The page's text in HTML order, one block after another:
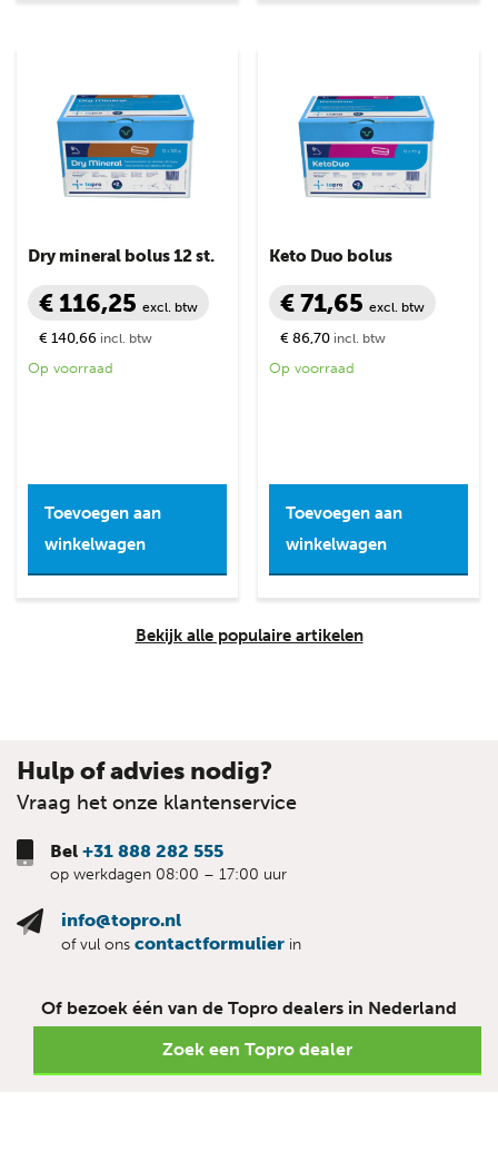
Dry mineral bolus 12 st.
€ 116,25 excl. btw
€ 140,66 incl. btw
Op voorraad
Toevoegen aan
winkelwagen
Keto Duo bolus
€ 71,65excl. btw
€ 86,70 incl. btw
Op voorraad
Toevoegen aan
winkelwagen
Bekijk alle populaire artikelen
Hulp of advies nodig?
Vraag het onze klantenservice
Bel +31 888 282 555
op werkdagen 08:00 – 17:00 uur
info@topro.nl
of vul ons contactformulier in
Of bezoek één van de Topro dealers in Nederland
Zoek een Topro dealer